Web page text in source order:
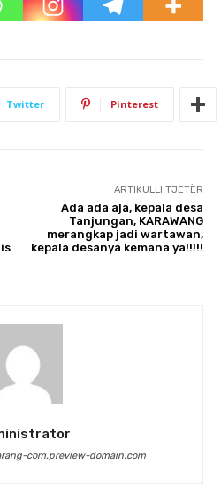
Twitter Pinterest
ARTIKULLI TJETËR
Ada ada aja, kepala desa
Tanjungan, KARAWANG
merangkap jadi wartawan,
kepala desanya kemana ya!!!!!
com.preview-domain.com